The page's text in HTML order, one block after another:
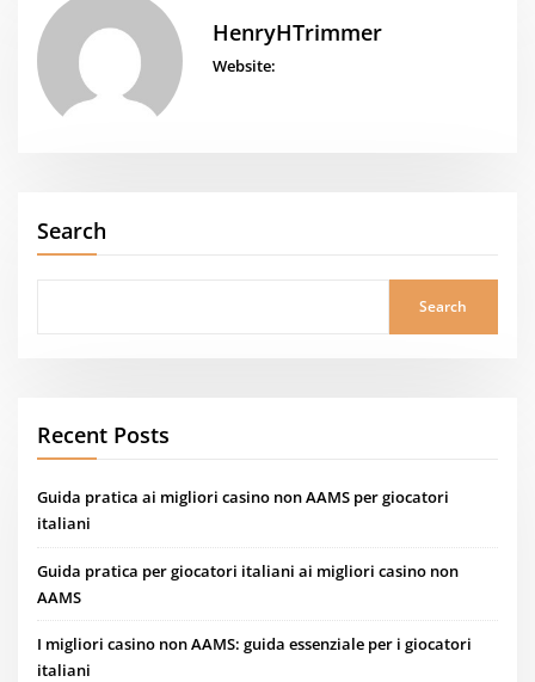
HenryHTrimmer
Website:
Search
Search
Recent Posts
Guida pratica ai migliori casino non AAMS per giocatori
italiani
Guida pratica per giocatori italiani ai migliori casino non
AAMS
I migliori casino non AAMS: guida essenziale per i giocatori
italiani